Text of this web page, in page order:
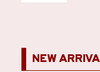
NEW